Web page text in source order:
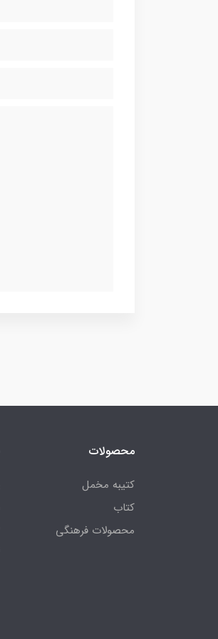
محصولات
کتیبه مخمل
کتاب
محصولات فرهنگی